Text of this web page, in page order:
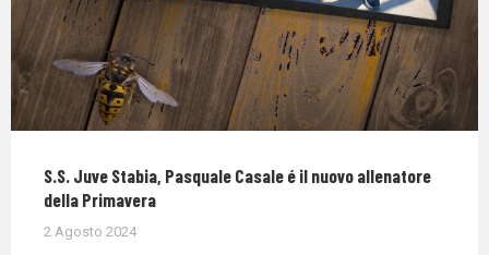
S.S. Juve Stabia, Pasquale Casale é il nuovo allenatore
della Primavera
2 Agosto 2024